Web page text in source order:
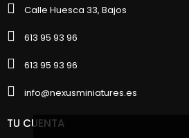
Calle Huesca 33, Bajos
613 95 93 96
613 95 93 96
info@nexusminiatures.es
TU CUENTA